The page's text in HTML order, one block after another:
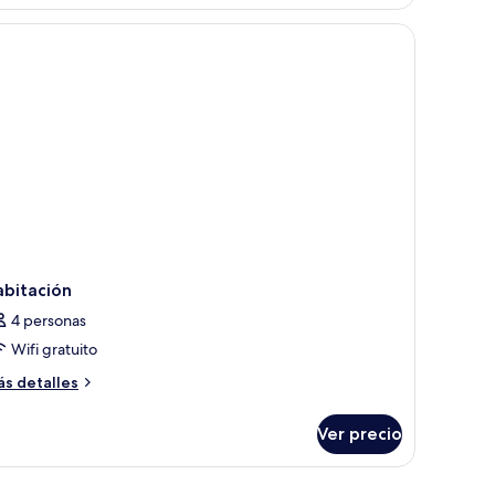
con cortinas.
4 personas
Wifi gratuito
detalles
Ver precio